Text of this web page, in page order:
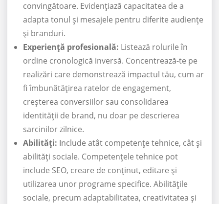
convingătoare. Evidențiază capacitatea de a
adapta tonul și mesajele pentru diferite audiențe
și branduri.
Experiență profesională: Listează rolurile în
ordine cronologică inversă. Concentrează-te pe
realizări care demonstrează impactul tău, cum ar
fi îmbunătățirea ratelor de engagement,
creșterea conversiilor sau consolidarea
identității de brand, nu doar pe descrierea
sarcinilor zilnice.
Abilități: Include atât competențe tehnice, cât și
abilități sociale. Competențele tehnice pot
include SEO, creare de conținut, editare și
utilizarea unor programe specifice. Abilitățile
sociale, precum adaptabilitatea, creativitatea și